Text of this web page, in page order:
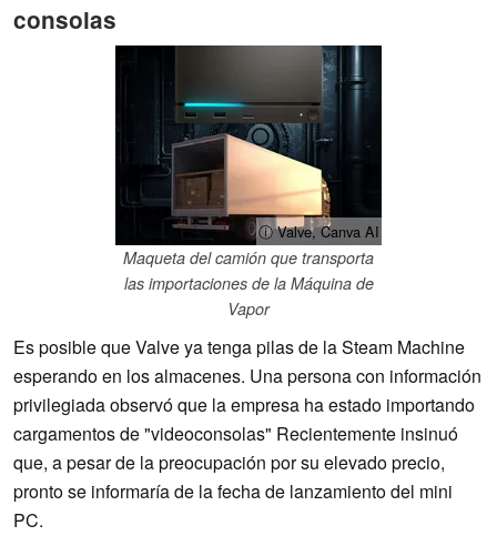
consolas
ⓘ Valve, Canva AI
Maqueta del camión que transporta
las importaciones de la Máquina de
Vapor
Es posible que Valve ya tenga pilas de la Steam Machine
esperando en los almacenes. Una persona con información
privilegiada observó que la empresa ha estado importando
cargamentos de "videoconsolas" Recientemente insinuó
que, a pesar de la preocupación por su elevado precio,
pronto se informaría de la fecha de lanzamiento del mini
PC.